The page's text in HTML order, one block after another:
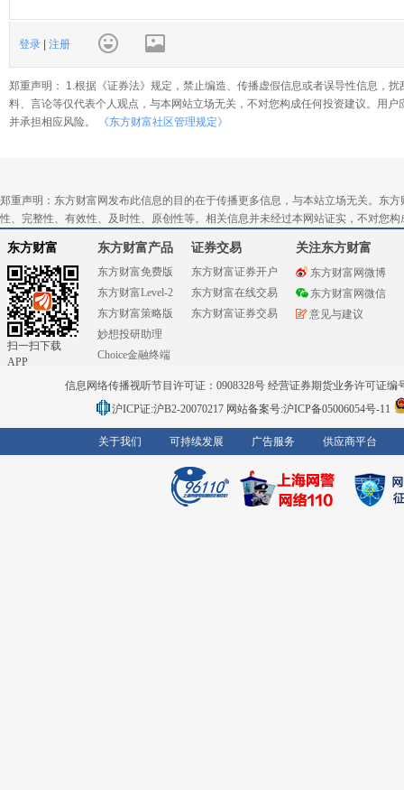
登录 注册
郑重声明： 1.根据《证券法》规定，禁止编造、传播虚假信息或者误导性信息，
料、言论等仅代表个人观点，与本网站立场无关，不对您构成任何投资建议。用
并承担相应风险。
《东方财富社区管理规定》
郑重声明：东方财富网发布此信息的目的在于传播更多信息，与本站立场无关。东
性、完整性、有效性、及时性、原创性等。相关信息并未经过本网站证实，不对您
东方财富
扫一扫下载
APP
东方财富产品
东方财富免费版
东方财富Level-2
东方财富策略版
妙想投研助理
Choice金融终端
证券交易
东方财富证券开户
东方财富在线交易
东方财富证券交易
关注东方财富
东方财富网微博
东方财富网微信
意见与建议
信息网络传播视听节目许可证：0908328号 经营证券期货业务许可证编
沪ICP证:沪B2-20070217 网站备案号:沪ICP备05006054号-11
关于我们 可持续发展 广告服务 供应商平台